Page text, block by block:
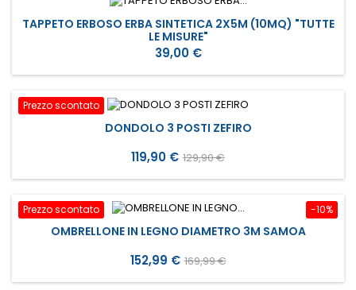
TAPPETO ERBOSO ERBA SINTETICA 2X5M (10MQ) "TUTTE
LE MISURE"
Prezzo
39,00 €
Prezzo scontato
DONDOLO 3 POSTI ZEFIRO
Prezzo
119,90 € Prezzo
base
129,90 €
-10%
Prezzo scontato
OMBRELLONE IN LEGNO DIAMETRO 3M SAMOA
Prezzo
152,99 € Prezzo
base
169,99 €